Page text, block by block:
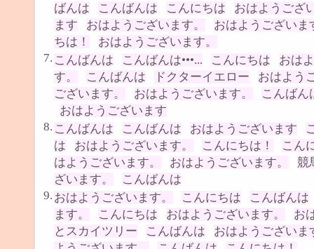
ばんは
こんばんは こんにちは
おはようござ
ます
おはようございます。
おはようございま
ちは！
おはようございます。
7. こんばんは こんばんは•••... こんにちは
おは
す。
こんばんは ドクターイエロー
おはよう
ございます。
おはようございます。
こんばん
おはようございます
8. こんばんは こんばんは おはようございます
は
おはようございます。 こんにちは！
こん
はようございます。
おはようございます。
競
ざいます。
こんばんは
9. おはようございます。 こんにちは
こんばんは
ます。
こんにちは おはようございます。
お
とスカイツリー
こんばんは
おはようございま